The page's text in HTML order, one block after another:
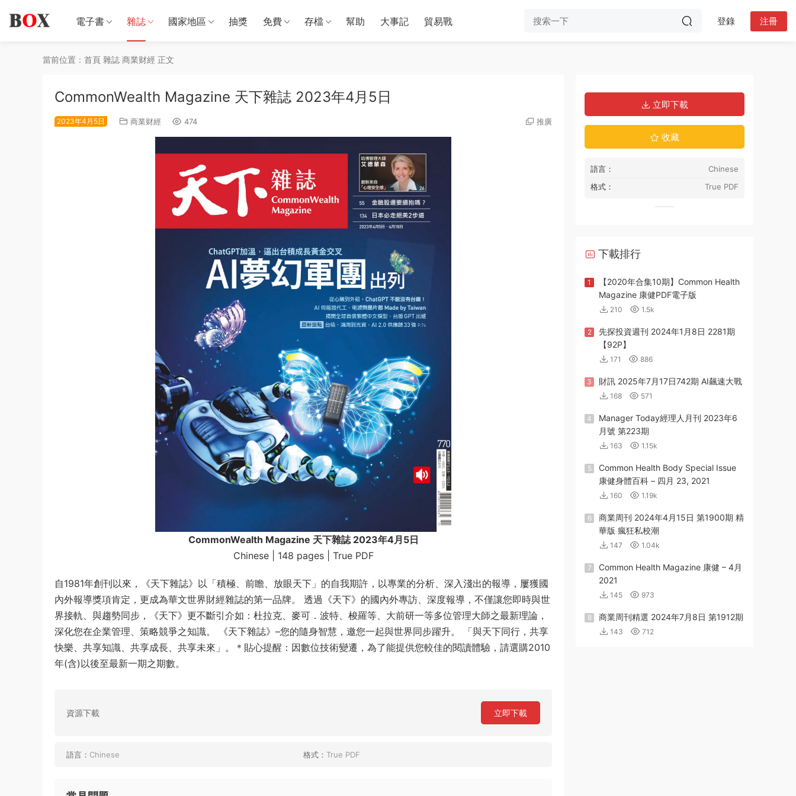
電子書 雜誌 國家地區 抽獎 免費 存檔 幫助 大事記 貿易戰 登錄 注冊
當前位置： 首頁 雜誌 商業财經 正文
CommonWealth Magazine 天下雜誌 2023年4月5日
2023年4月5日 商業财經 474 推廣
CommonWealth Magazine 天下雜誌 2023年4月5日
Chinese | 148 pages | True PDF
自1981年創刊以來，《天下雜誌》以「積極、前瞻、放眼天下」的自我期許，以專業的分析、深入淺出的報導，屢獲國
內外報導獎項肯定，更成為華文世界財經雜誌的第一品牌。 透過《天下》的國內外專訪、深度報導，不僅讓您即時與世
界接軌、與趨勢同步，《天下》更不斷引介如：杜拉克、麥可．波特、梭羅等、大前研一等多位管理大師之最新理論，
深化您在企業管理、策略競爭之知識。 《天下雜誌》–您的隨身智慧，邀您一起與世界同步躍升。 「與天下同行，共享
快樂、共享知識、共享成長、共享未來」。＊貼心提醒：因數位技術變遷，為了能提供您較佳的閱讀體驗，請選購2010
年(含)以後至最新一期之期數。
資源下載 立即下載
語言： Chinese 格式： True PDF
立即下載
收藏
語言：
Chinese
格式：
True PDF
下載排行
1
【2020年合集10期】Common Health
Magazine 康健PDF電子版
210 1.5k
2
先探投資週刊 2024年1月8日 2281期
【92P】
171 886
3 財訊 2025年7月17日742期 AI飆速大戰
168 571
4
Manager Today經理人月刊 2023年6
月號 第223期
163 1.15k
5
Common Health Body Special Issue
康健身體百科 – 四月 23, 2021
160 1.19k
6
商業周刊 2024年4月15日 第1900期 精
華版 瘋狂私校潮
147 1.04k
7
Common Health Magazine 康健 – 4月
2021
145 973
8 商業周刊精選 2024年7月8日 第1912期
143 712